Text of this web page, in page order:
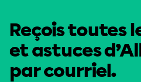
Reçois toutes
et astuces
par courriel.